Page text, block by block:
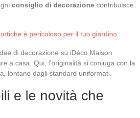
consiglio di decorazione contribuisce
è pericoloso per il tuo giardino
di decorazione su iDéco Maison
a casa. Qui, l’originalità si coniuga con la
lontano dagli standard uniformati.
e le novità che